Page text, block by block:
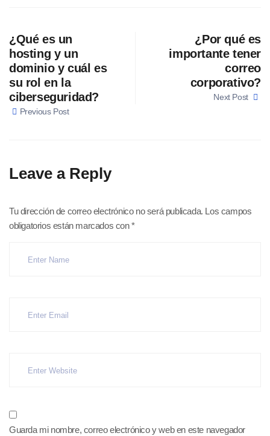
¿Qué es un
hosting y un
dominio y cuál es
su rol en la
ciberseguridad?
Previous Post
¿Por qué es
importante tener
correo
corporativo?
Next Post
Leave a Reply
Tu dirección de correo electrónico no será publicada. Los campos
obligatorios están marcados con*
Guarda mi nombre, correo electrónico y web en este navegador